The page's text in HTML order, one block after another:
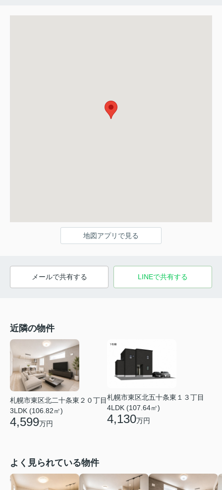
地図アプリで見る
メールで共有する LINEで共有する
近隣の物件
札幌市東区北二十条東２０丁目
3LDK (106.82㎡)
4,599万円
札幌市東区北五十条東１３丁目
4LDK (107.64㎡)
4,130万円
よく見られている物件